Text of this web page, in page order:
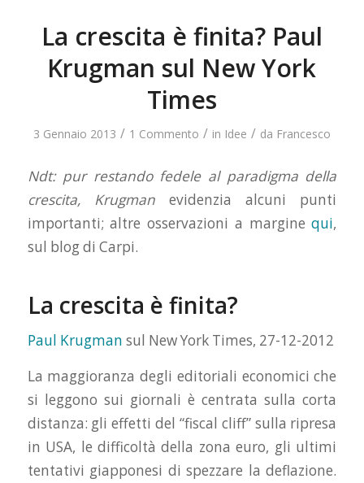
La crescita è finita? Paul
Krugman sul New York
Times
3 Gennaio 2013 / 1 Commento / in Idee / da Francesco
Ndt: pur restando fedele al paradigma della
crescita, Krugman evidenzia alcuni punti
importanti; altre osservazioni a marginequi,
sul blog di Carpi.
La crescita è finita?
Paul Krugman sul New York Times, 27-12-2012
La maggioranza degli editoriali economici che
si leggono sui giornali è centrata sulla corta
distanza: gli effetti del “fiscal cliff” sulla ripresa
in USA, le difficoltà della zona euro, gli ultimi
tentativi giapponesi di spezzare la deflazione.